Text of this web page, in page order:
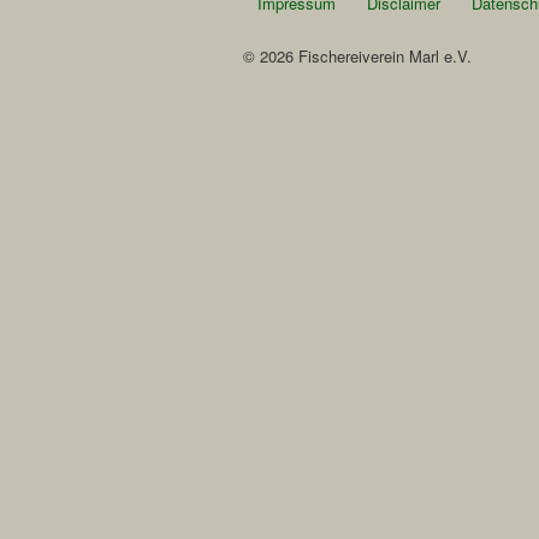
© 2026 Fischereiverein Marl e.V.